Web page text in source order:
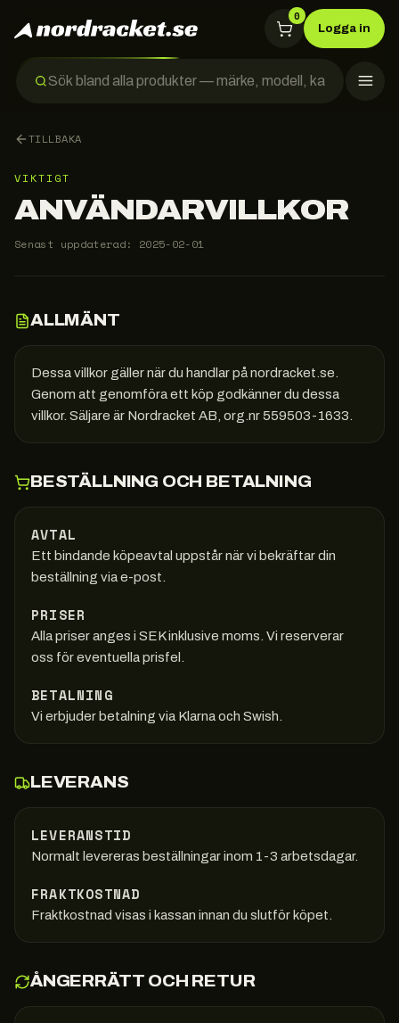
0
Logga in
TILLBAKA
VIKTIGT
ANVÄNDARVILLKOR
Senast uppdaterad: 2025-02-01
ALLMÄNT
Dessa villkor gäller när du handlar på nordracket.se.
Genom att genomföra ett köp godkänner du dessa
villkor. Säljare är Nordracket AB, org.nr 559503-1633.
BESTÄLLNING OCH BETALNING
AVTAL
Ett bindande köpeavtal uppstår när vi bekräftar din
beställning via e-post.
PRISER
Alla priser anges i SEK inklusive moms. Vi reserverar
oss för eventuella prisfel.
BETALNING
Vi erbjuder betalning via Klarna och Swish.
LEVERANS
LEVERANSTID
Normalt levereras beställningar inom 1-3 arbetsdagar.
FRAKTKOSTNAD
Fraktkostnad visas i kassan innan du slutför köpet.
ÅNGERRÄTT OCH RETUR